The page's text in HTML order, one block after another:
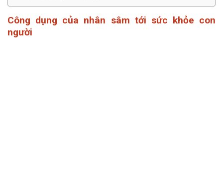
Công dụng của nhân sâm tới sức khỏe con
người